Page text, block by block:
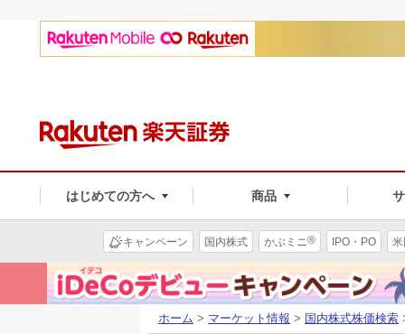
はじめての方へ 商品
キャンペーン 国内株式 かぶミニ® IPO・PO
ホーム > マーケット情報 > 国内株式株価検索